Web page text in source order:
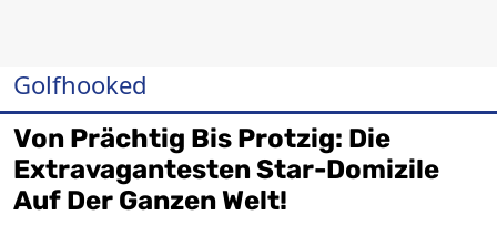
Golfhooked
Von Prächtig Bis Protzig: Die
Extravagantesten Star-Domizile
Auf Der Ganzen Welt!